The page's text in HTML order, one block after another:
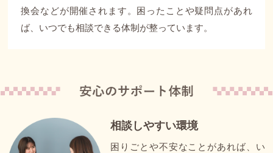
換会などが開催されます。困ったことや疑問点があれ
ば、いつでも相談できる体制が整っています。
相談しやすい環境
困りごとや不安なことがあれば、い